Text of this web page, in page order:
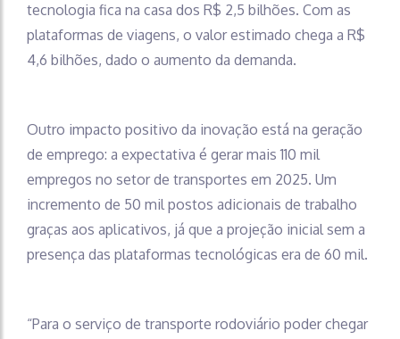
tecnologia fica na casa dos R$ 2,5 bilhões. Com as
plataformas de viagens, o valor estimado chega a R$
4,6 bilhões, dado o aumento da demanda.
Outro impacto positivo da inovação está na geração
de emprego: a expectativa é gerar mais 110 mil
empregos no setor de transportes em 2025. Um
incremento de 50 mil postos adicionais de trabalho
graças aos aplicativos, já que a projeção inicial sem a
presença das plataformas tecnológicas era de 60 mil.
“Para o serviço de transporte rodoviário poder chegar